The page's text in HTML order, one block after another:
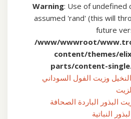
Warning: Use of undefined
assumed 'rand' (this will
future
/www/wwwroot/
content/themes/
parts/content-
وزيت الفول السوداني
البذور الباردة الصحافة
النباتية